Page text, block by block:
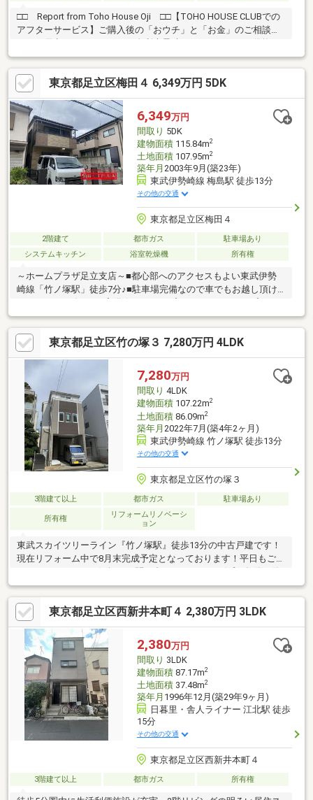
□□ Report from Toho House Oji □□【TOHO HOUSE CLUBでの
アフターサービス】ご購入後の「おウチ」と「お金」のご相談窓
相談、繰上返済のタイミング、各種保険の見直し・・・etc・おウ
チの設備保証や定期点検、駆け付けサービス・・・etc購入前のタ
イミングは勿論、購入後のご不安につきましてもご相談可能で
す！まずはお気軽に現地をご覧下さいませ。物件の詳細につい
て、ご見学希望のお客様は下記番号までお気軽にご連絡下さい。
お問い合わせ専用フリーダイヤル ： ０１２０－６６１－０４０
東京都足立区梅田４ 6,349万円 5DK
6,349万円
間取り 5DK
建物面積115.84m2
土地面積107.95m2
築年月 2003年9月(築23年)
東武伊勢崎線 梅島駅 徒歩13分
その他の交通
東京都足立区梅田４
2階建て 都市ガス
駐車場あり
システムキッチン
浴室乾燥機 所有権
～ホームプラザ足立支店～■都心部へのアクセスもよい東武伊勢
崎線「竹ノ塚駅」徒歩7分♪■駐車場完備なので車でもお越し頂け
お子様が楽しく過ごしていただけます♪■季節に合ったお茶・コー
ヒーをお出ししています！ぜひお気軽にご来店くださいませ
■FP(ファイナンシャルプランナー)個別相談実施中！生涯のお金の
計算書（ライフプランニングシート）を無料で作成！ホームプラ
ザでは、不動産売買にも精通した経験豊富な「家計のホームドク
ター」不動産FPがお客様の様々なお家購入のご不安、お悩み、ご
相談に無料にて対応いたします。
東京都足立区竹の塚３ 7,280万円 4LDK
7,280万円
間取り 4LDK
建物面積107.22m2
土地面積86.09m2
築年月 2022年7月(築4年2ヶ月)
東武伊勢崎線 竹ノ塚駅 徒歩13分
その他の交通
東京都足立区竹の塚３
3階建て以上 都市ガス 駐車場あり
所有権
リフォームリノベーシ
ョン
東武スカイツリーライン『竹ノ塚駅』徒歩13分の中古戸建です！
現在リフォーム中で8月末完成予定となっております！平日もご覧
浅4LDK・全室6帖以上・LDK17.5帖以上・何とウッドデッキま
で！ビルドインガレージに加えてルーフ付き駐輪場もあり、雨風
にも強く屋内だけでなく屋外も広々スペースを活用できる新築に
も見劣りしない魅力的なお家です♪南側隣地と少し距離を置いた設
計となっており、日当たり・風通し共に良好♪交通面でも『竹ノ塚
駅』は足立区の交通の要所『北千住駅』まで約10分とアクセス良
好です♪ぜひご検討ください♪
東京都足立区西新井本町４ 2,380万円 3LDK
2,380万円
間取り 3LDK
建物面積87.17m2
土地面積37.48m2
築年月 1996年12月(築29年9ヶ月)
日暮里・舎人ライナー 江北駅 徒歩
15分
その他の交通
東京都足立区西新井本町４
3階建て以上 都市ガス 所有権